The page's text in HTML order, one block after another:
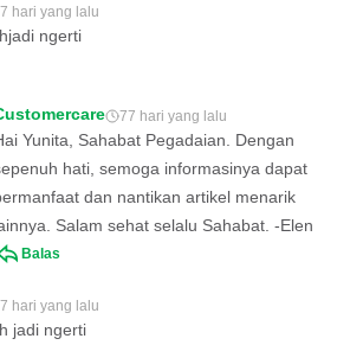
hari yang lalu
ngerti
77 hari yang lalu
Yunita, Sahabat Pegadaian. Dengan
hati, semoga informasinya dapat
dan nantikan artikel menarik
Salam sehat selalu Sahabat. -Elen
Balas
hari yang lalu
jadi ngerti